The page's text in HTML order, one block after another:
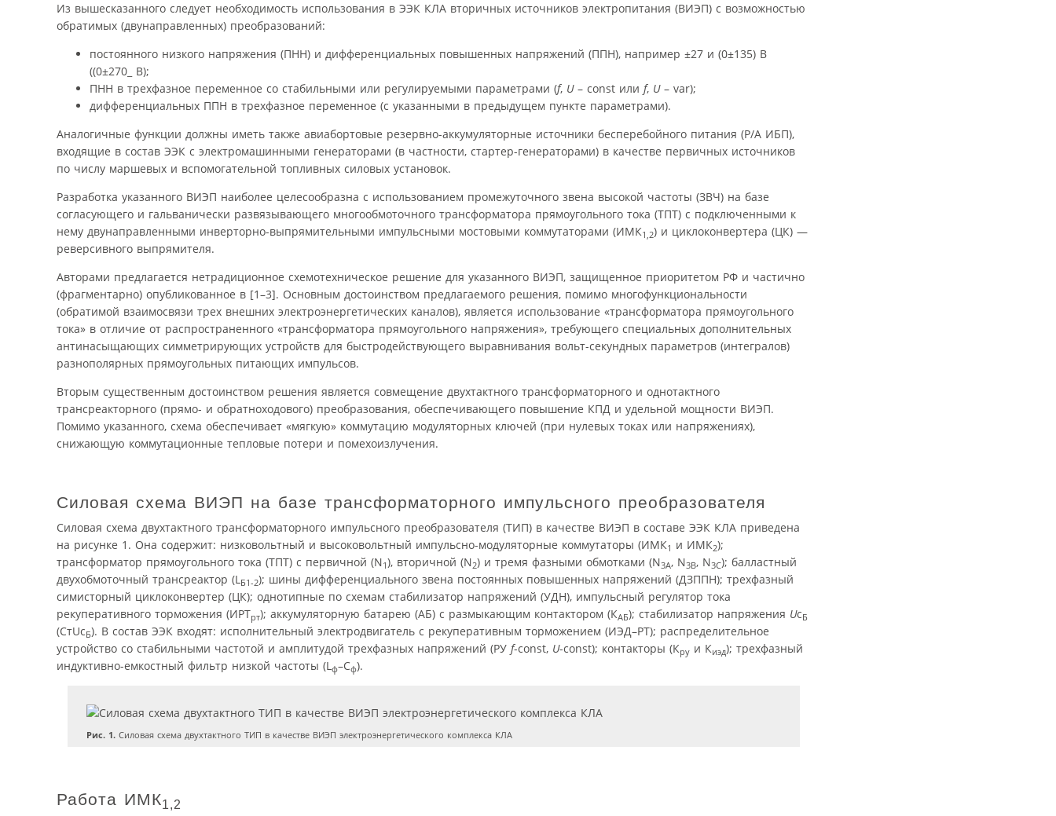
Из вышесказанного следует необходимость использования в ЭЭК КЛА вторичных источников электропитания (ВИЭП) с возможностью
обратимых (двунаправленных) преобразований:
постоянного низкого напряжения (ПНН) и дифференциальных повышенных напряжений (ППН), например ±27 и (0±135) В
((0±270_ В);
ПНН в трехфазное переменное со стабильными или регулируемыми параметрами (f, U– const или f, U– var);
дифференциальных ППН в трехфазное переменное (с указанными в предыдущем пункте параметрами).
Аналогичные функции должны иметь также авиабортовые резервно-аккумуляторные источники бесперебойного питания (Р/А ИБП),
входящие в состав ЭЭК с электромашинными генераторами (в частности, стартер-генераторами) в качестве первичных источников
по числу маршевых и вспомогательной топливных силовых установок.
Разработка указанного ВИЭП наиболее целесо­образна с использованием промежуточного звена высокой частоты (ЗВЧ) на базе
согласующего и гальванически развязывающего многообмоточного трансформатора прямоугольного тока (ТПТ) с подключенными к
нему двунаправленными инверторно-выпрямительными импульсными мостовыми коммутаторами (ИМК1,2) и циклоконвертера (ЦК) —
реверсивного выпрямителя.
Авторами предлагается нетрадиционное схемотехническое решение для указанного ВИЭП, защищенное приоритетом РФ и частично
(фрагментарно) опубликованное в [1–3]. Основным достоинством предлагаемого решения, помимо многофункциональности
(обратимой взаимосвязи трех внешних электроэнергетических каналов), является использование «трансформатора прямоугольного
тока» в отличие от распространенного «трансформатора прямоугольного напряжения», требующего специальных дополнительных
антинасыщающих симметрирующих устройств для быстродействующего выравнивания вольт-секундных параметров (интегралов)
разно­полярных прямоугольных питающих импульсов.
Вторым существенным достоинством решения является совмещение двухтактного трансформаторного и однотактного
трансреакторного (прямо- и обратноходового) преобразования, обеспечивающего повышение КПД и удельной мощности ВИЭП.
Помимо указанного, схема обеспечивает «мягкую» коммутацию модуляторных ключей (при нулевых токах или напряжениях),
снижающую коммутационные тепловые потери и помехоизлучения.
Силовая схема ВИЭП на базе трансформаторного импульсного преобразователя
Силовая схема двухтактного трансформаторного импульсного преобразователя (ТИП) в качестве ВИЭП в составе ЭЭК КЛА приведена
на рисунке 1. Она содержит: низковольтный и высоковольтный импульсно-модуляторные коммутаторы (ИМК1 и ИМК2);
трансформатор прямоугольного тока (ТПТ) с первичной (N1), вторичной (N2) и тремя фазными обмотками (N3A, N3B, N3C); балластный
двухобмоточный трансреактор (LБ1-2); шины дифференциального звена постоянных повышенных напряжений (ДЗППН); трехфазный
симисторный циклоконвертер (ЦК); однотипные по схемам стабилизатор напряжений (УДН), импульсный регулятор тока
рекуперативного торможения (ИРТрт); аккумуляторную батарею (АБ) с размыкающим контактором (КАБ); стабилизатор напряжения UсБ
(СтUсБ). В состав ЭЭК входят: исполнительный электродвигатель с рекуперативным торможением (ИЭД–РТ); распределительное
устройство со стабильными частотой и амплитудой трехфазных напряжений (РУ f-const, U-const); контакторы (Кру и Киэд); трехфазный
индуктивно-емкостный фильтр низкой частоты (Lф–Сф).
Рис. 1.Силовая схема двухтактного ТИП в качестве ВИЭП электроэнергетического комплекса КЛА
Работа ИМК1,2